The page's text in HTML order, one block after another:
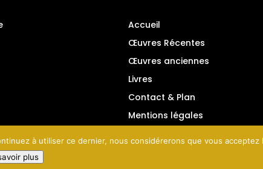
Accueil
Œuvres Récentes
Œuvres anciennes
Livres
Contact & Plan
Mentions légales
à utiliser ce dernier, nous considérerons que vous acceptez
plus